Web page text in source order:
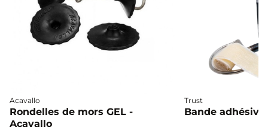
Acavallo
Rondelles de mors GEL -
Acavallo
Trust
Bande adhésive